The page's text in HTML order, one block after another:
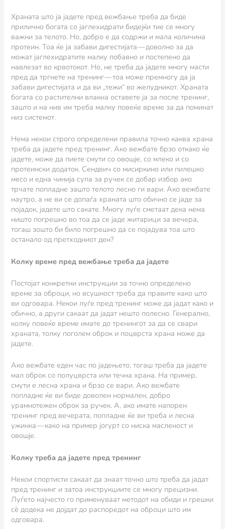
Храната што ја јадете пред вежбање треба да биде
прилично богата со јаглехидрати бидејќи тие се многу
важни за телото. Но, добро е да содржи и мала количина
протеин. Тоа ќе ја забави дигестијата — доволно за да
можат јаглехидратите малку побавно и постепено да
навлезат во крвотокот. Но, не треба да јадете многу масти
пред да тргнете на тренинг — тоа може премногу да ја
забави дигестијата и да ви „тежи“ во желудникот. Храната
богата со растителни влакна оставете ја за после тренинг,
зашто и на нив им треба малку повеќе време за да поминат
низ системот.
Нема некои строго определени правила точно каква храна
треба да јадете пред тренинг. Ако вежбате брзо откако ќе
јадете, може да пиете смути со овошје, со млеко и со
протеински додаток. Сендвич со мисиркино или пилешко
месо и една чинија супа за ручек се добар избор ако
трчате попладне зашто телото лесно ги вари. Ако вежбате
наутро, а не ви се допаѓа храната што обично се јаде за
појадок, јадете што сакате. Многу луѓе сметаат дека нема
ништо погрешно во тоа да се јаде житарици за вечера,
тогаш зошто би било погрешно да се појадува тоа што
останало од претходниот ден?
Колку време пред вежбање треба да јадете
Постојат конкретни инструкции за точно определено
време за оброци, но всушност треба да правите како што
ви одговара. Некои луѓе пред тренинг може да јадат како и
обично, а други сакаат да јадат нешто полесно. Генерално,
колку повеќе време имате до тренингот за да се свари
храната, толку поголем оброк и поцврста храна може да
јадете.
Ако вежбате еден час по јадењето, тогаш треба да јадете
мал оброк со полуцврста или течна храна. На пример,
смути е лесна храна и брзо се вари. Ако вежбате
попладне ќе ви биде доволен нормален, добро
урамнотежен оброк за ручек. А, ако имате напорен
тренинг пред вечерата, попладне ќе ви треба и лесна
ужинка — како на пример јогурт со ниска масленост и
овошје.
Колку треба да јадете пред тренинг
Некои спортисти сакаат да знаат точно што треба да јадат
пред тренинг и затоа инструкциите се многу прецизни.
Луѓето најчесто го применуваат методот на обиди и грешки
сè додека не дојдат до распоредот на оброци што им
одговара.